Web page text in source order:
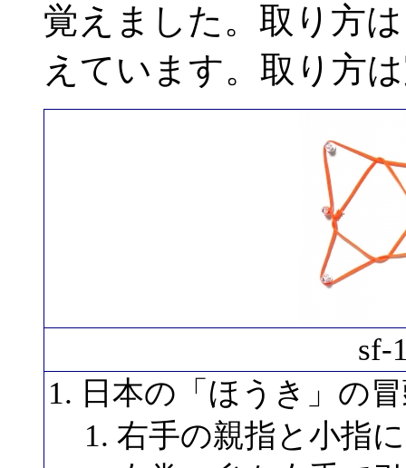
覚えました。取り方
えています。取り方
sf-
日本の「ほうき」の
右手の親指と小指